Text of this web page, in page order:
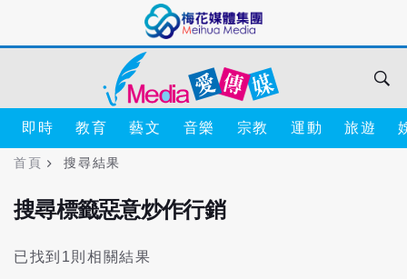
即時 教育 藝文 音樂 宗教 運動 旅遊
首頁 搜尋結果
搜尋標籤惡意炒作行銷
已找到1則相關結果